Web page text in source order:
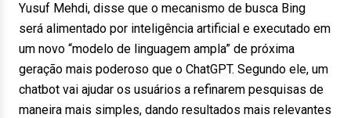
Yusuf Mehdi, disse que o mecanismo de busca Bing
será alimentado por inteligência artificial e executado em
um novo “modelo de linguagem ampla” de próxima
geração mais poderoso que o ChatGPT. Segundo ele, um
chatbot vai ajudar os usuários a refinarem pesquisas de
maneira mais simples, dando resultados mais relevantes